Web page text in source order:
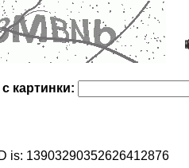
картинки:
is: 13903290352626412876